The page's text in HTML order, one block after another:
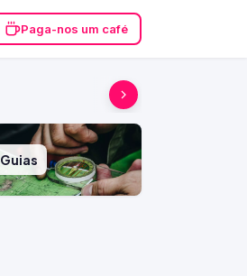
Paga-nos um café
Guias